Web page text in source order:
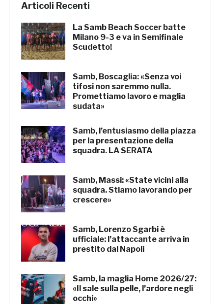
Articoli Recenti
La Samb Beach Soccer batte
Milano 9-3 e va in Semifinale
Scudetto!
Samb, Boscaglia: «Senza voi
tifosi non saremmo nulla.
Promettiamo lavoro e maglia
sudata»
Samb, l’entusiasmo della piazza
per la presentazione della
squadra. LA SERATA
Samb, Massi: «State vicini alla
squadra. Stiamo lavorando per
crescere»
Samb, Lorenzo Sgarbi è
ufficiale: l’attaccante arriva in
prestito dal Napoli
Samb, la maglia Home 2026/27:
«Il sale sulla pelle, l’ardore negli
occhi»